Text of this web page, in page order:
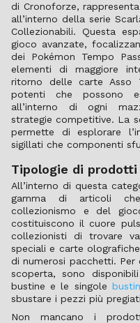
di Cronoforze,
all’interno della serie
Collezionabili. Questa
gioco avanzate,
dei Pokémon Tempo
elementi di maggiore
ritorno delle carte Asso
potenti che possono
all’interno di ogni
strategie competitive. La
permette di esplorare
sigillati che componenti
Tipologie di
All’interno di questa
gamma di articoli
collezionismo e del
costituiscono il cuore
collezionisti di trovare
speciali e carte
di numerosi pacchetti. Per
scoperta, sono
bustine e le singole
sbustare i pezzi più
Non mancano i